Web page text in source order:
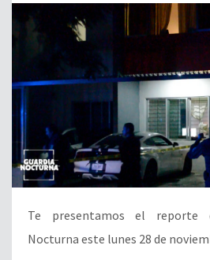
Te presentamos el reporte
Nocturna este lunes 28 de